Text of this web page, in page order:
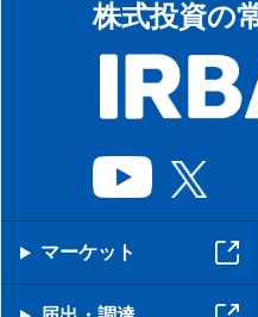
株式投資の
マーケット